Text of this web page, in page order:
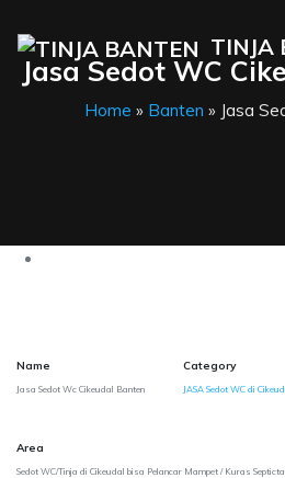
TINJA
Jasa Sedot WC
Home » Banten » Jasa
Name
Jasa Sedot Wc Cikeudal Banten
Category
JASA Sedot WC di
Area
Sedot WC/Tinja di Cikeudal bisa Pelancar Mampet / Kuras